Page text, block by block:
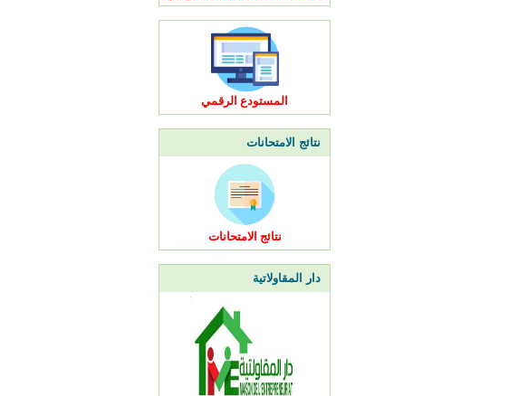
المستودع الرقمي
نتائج الامتحانات
نتائج الامتحانات
دار المقاولاتية